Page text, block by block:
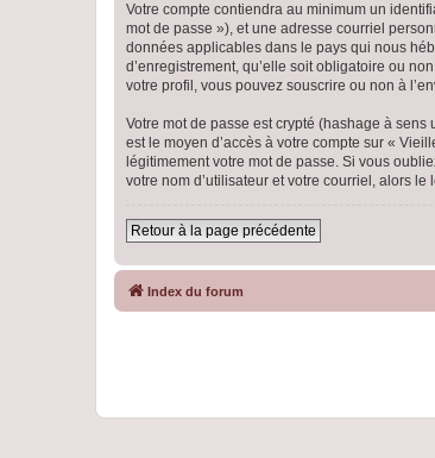
Votre compte contiendra au minimum un
mot de passe »), et une adresse courriel
données applicables dans le pays qui nous
d’enregistrement, qu’elle soit obligatoire ou
votre profil, vous pouvez souscrire ou non à
Votre mot de passe est crypté (hashage à
est le moyen d’accès à votre compte sur «
légitimement votre mot de passe. Si vous
votre nom d’utilisateur et votre courriel, alors
Retour à la page précédente
Index du forum